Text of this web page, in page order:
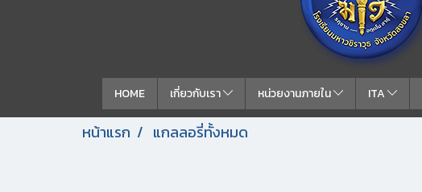
HOME เกี่ยวกับเรา หน่วยงานภายใน ITA
หน้าแรก แกลลอรี่ทั้งหมด